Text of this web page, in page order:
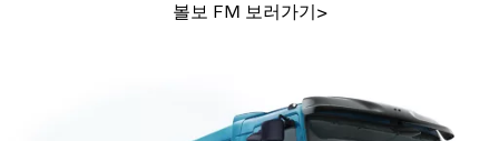
볼보 FM 보러가기>